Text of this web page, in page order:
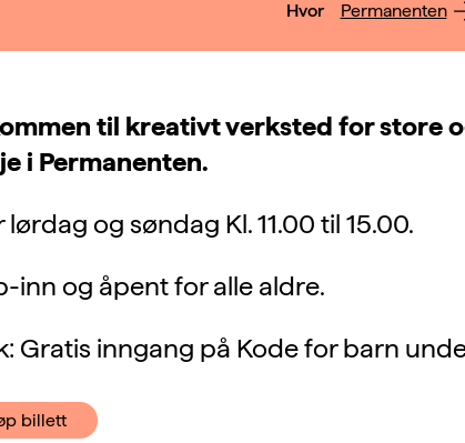
Hvor Permanenten
til kreativt verksted for store
i Permanenten.
lørdag og søndag Kl. 11.00 til 15.00.
inn og åpent for alle aldre.
Gratis inngang på Kode for barn
billett